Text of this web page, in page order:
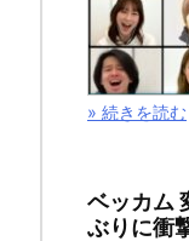
2021
年
2
日
» 続きを読む
ベッカム
ぶりに衝